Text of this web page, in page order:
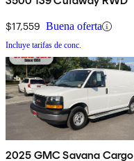
$17,559 Buena oferta
Incluye tarifas de conc.
2025 GMC Savana Cargo